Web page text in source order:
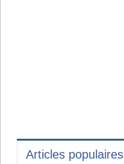
Articles populaires